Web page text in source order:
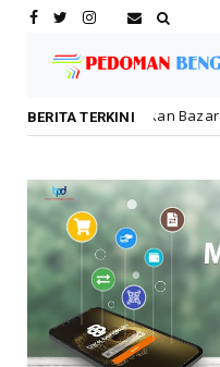
BERITA TERKINI
Bazar Pasar Murah di Kantor